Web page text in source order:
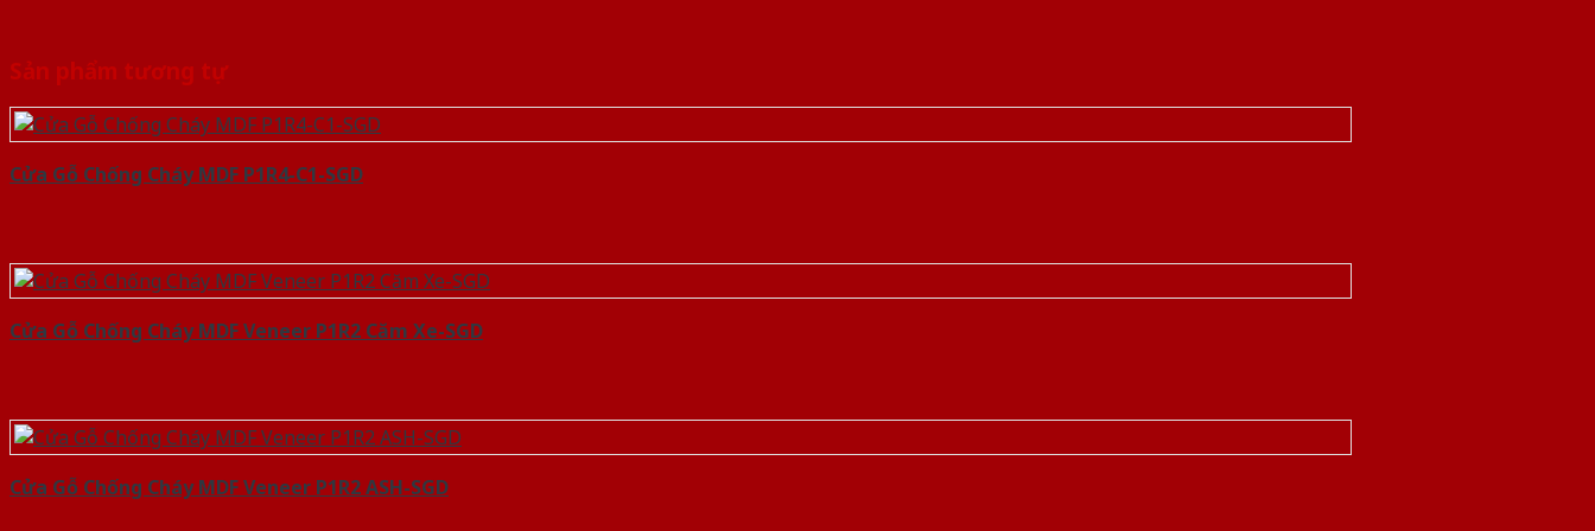
Sản phẩm tương tự
Cửa Gỗ Chống Cháy MDF P1R4-C1-SGD
Cửa Gỗ Chống Cháy MDF Veneer P1R2 Căm Xe-SGD
Cửa Gỗ Chống Cháy MDF Veneer P1R2 ASH-SGD